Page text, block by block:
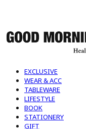
EXCLUSIVE
WEAR & ACC
TABLEWARE
LIFESTYLE
BOOK
STATIONERY
GIFT